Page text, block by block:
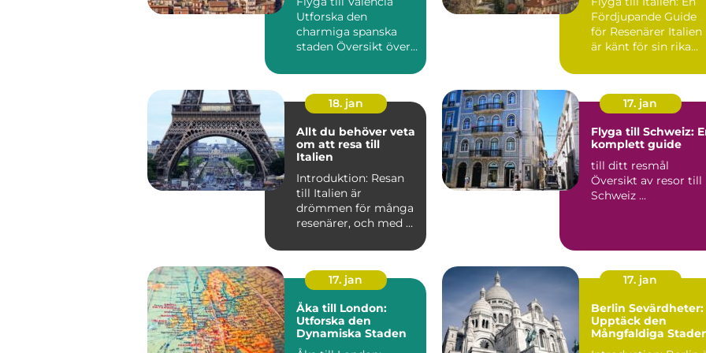
Utforska den
charmiga spanska
staden Översikt över
uppt...
Fördjupande Guide
för Resenärer Italien
är känt för sin rika
18. jan
Allt du behöver veta
om att resa till
Italien
Introduktion: Resan
till Italien är
drömmen för många
resenärer, och med all
fascinerand...
17. jan
Flyga till Schweiz:
komplett guide
till ditt resmål
Översikt av resor till
Schweiz ...
17. jan
Åka till London:
Utforska den
Dynamiska Staden
17. jan
Berlin Sevärdheter:
Upptäck den
Mångfaldiga